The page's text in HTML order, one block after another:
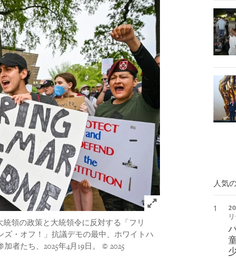
Click to expand Image
領の政策と大統領令に反対する「フリ
・オフ！」抗議デモの最中、ホワイトハ
者たち、2025年4月19日。
© 2025
人気